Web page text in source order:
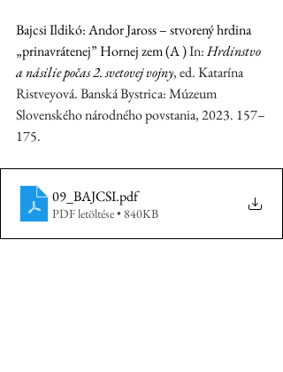
Bajcsi Ildikó: Andor Jaross – stvorený hrdina
„prinavrátenej” Hornej zem (A ) In: Hrdinstvo
a násilie počas 2. svetovej vojny, ed. Katarína
Ristveyová. Banská Bystrica: Múzeum
Slovenského národného povstania, 2023. 157–
175.
09_BAJCSI.pdf
PDF letöltése • 840KB